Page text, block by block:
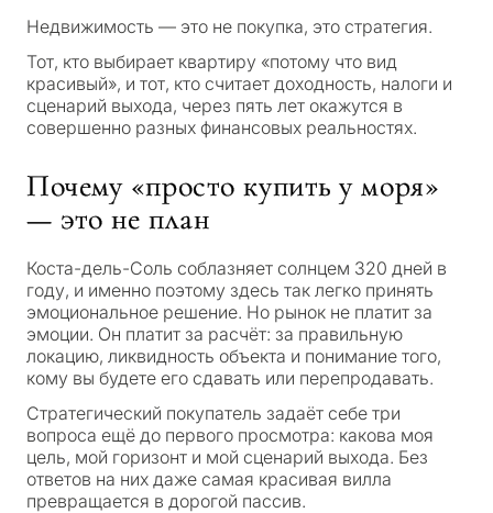
Недвижимость — это не покупка, это стратегия.
Тот, кто выбирает квартиру «потому что вид
красивый», и тот, кто считает доходность, налоги и
сценарий выхода, через пять лет окажутся в
совершенно разных финансовых реальностях.
Почему «просто купить у моря»
— это не план
Коста-дель-Соль соблазняет солнцем 320 дней в
году, и именно поэтому здесь так легко принять
эмоциональное решение. Но рынок не платит за
эмоции. Он платит за расчёт: за правильную
локацию, ликвидность объекта и понимание того,
кому вы будете его сдавать или перепродавать.
Стратегический покупатель задаёт себе три
вопроса ещё до первого просмотра: какова моя
цель, мой горизонт и мой сценарий выхода. Без
ответов на них даже самая красивая вилла
превращается в дорогой пассив.